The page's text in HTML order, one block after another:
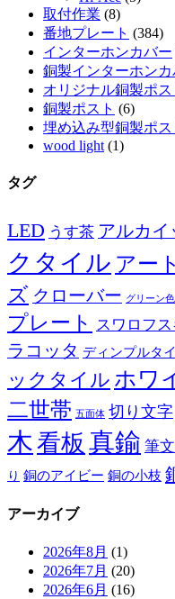
取付作業 (8)
番地プレート (384)
インターホンカバー
銅製インターホンカ
オリジナル銅製ポス
銅製ポスト (6)
埋め込み型銅製ポス
wood light (1)
タグ
LED うす茶 アルカ
クタイル アー
ズ クローバー グリーン色
プレート スワロフ
ラコッタ ディンプルタ
ックタイル ホワ
二世帯 五面体 切り文字
木看板 真鍮 筆
り 銅のアイビー 銅の小枝
アーカイブ
2026年8月 (1)
2026年7月 (20)
2026年6月 (16)